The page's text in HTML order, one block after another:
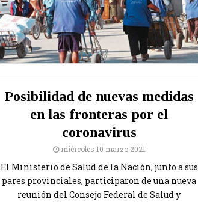
Posibilidad de nuevas medidas
en las fronteras por el
coronavirus
miércoles 10 marzo 2021
El Ministerio de Salud de la Nación, junto a sus
pares provinciales, participaron de una nueva
reunión del Consejo Federal de Salud y